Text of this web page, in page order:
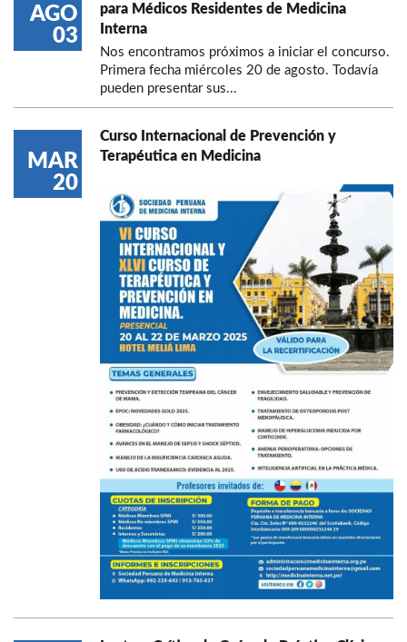
AGO
03
para Médicos Residentes de Medicina
Interna
Nos encontramos próximos a iniciar el concurso.
Primera fecha miércoles 20 de agosto. Todavía
pueden presentar sus...
MAR
20
Curso Internacional de Prevención y
Terapéutica en Medicina